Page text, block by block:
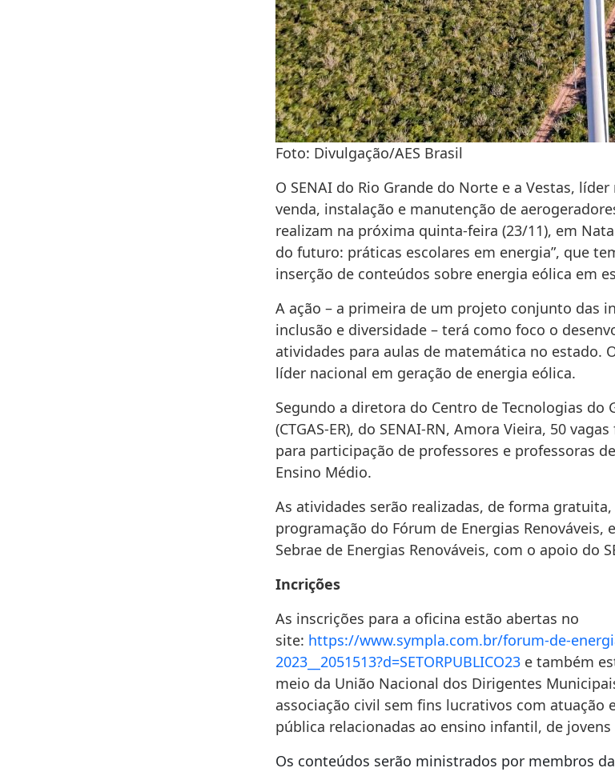
Foto: Divulgação/AES Brasil
O SENAI do Rio Grande do Norte e a Vestas,
venda, instalação e manutenção de
realizam na próxima quinta-feira (23/11), em
do futuro: práticas escolares em energia”, que
inserção de conteúdos sobre energia eólica em
A ação – a primeira de um projeto conjunto das
inclusão e diversidade – terá como foco o
atividades para aulas de matemática no estado.
líder nacional em geração de energia eólica.
Segundo a diretora do Centro de Tecnologias do
(CTGAS-ER), do SENAI-RN, Amora Vieira, 50
para participação de professores e professoras
Ensino Médio.
As atividades serão realizadas, de forma
programação do Fórum de Energias
Sebrae de Energias Renováveis, com o apoio do
Incrições
As inscrições para a oficina estão abertas no
site: https://www.sympla.com.br/forum-de-
2023__2051513?d=SETORPUBLICO23 e também
meio da União Nacional dos Dirigentes
associação civil sem fins lucrativos com atuação
pública relacionadas ao ensino infantil, de
Os conteúdos serão ministrados por membros